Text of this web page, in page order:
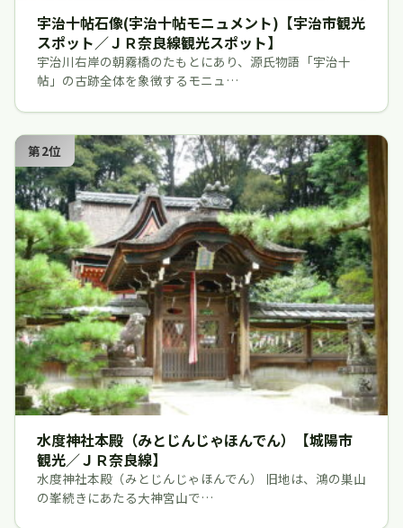
宇治十帖石像(宇治十帖モニュメント)【宇治市観光
スポット／ＪＲ奈良線観光スポット】
宇治川右岸の朝霧橋のたもとにあり、源氏物語「宇治十
帖」の古跡全体を象徴するモニュ…
第2位
水度神社本殿（みとじんじゃほんでん）【城陽市
観光／ＪＲ奈良線】
水度神社本殿（みとじんじゃほんでん） 旧地は、鴻の巣山
の峯続きにあたる大神宮山で…